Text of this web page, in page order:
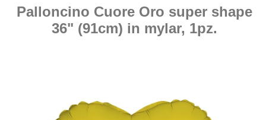
Palloncino Cuore Oro super shape
36" (91cm) in mylar, 1pz.